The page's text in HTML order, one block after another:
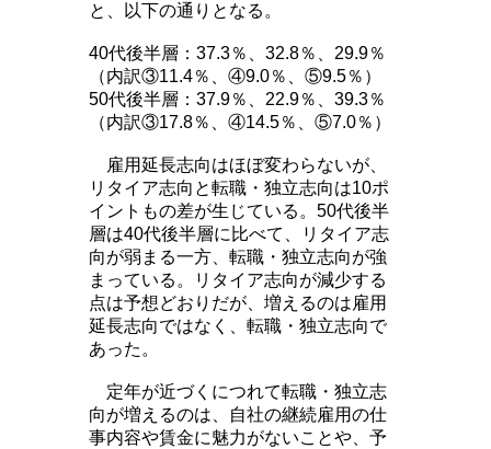
と、以下の通りとなる。
40代後半層：37.3％、32.8％、29.9％
（内訳③11.4％、④9.0％、⑤9.5％）
50代後半層：37.9％、22.9％、39.3％
（内訳③17.8％、④14.5％、⑤7.0％）
雇用延長志向はほぼ変わらないが、
リタイア志向と転職・独立志向は10ポ
イントもの差が生じている。50代後半
層は40代後半層に比べて、リタイア志
向が弱まる一方、転職・独立志向が強
まっている。リタイア志向が減少する
点は予想どおりだが、増えるのは雇用
延長志向ではなく、転職・独立志向で
あった。
定年が近づくにつれて転職・独立志
向が増えるのは、自社の継続雇用の仕
事内容や賃金に魅力がないことや、予